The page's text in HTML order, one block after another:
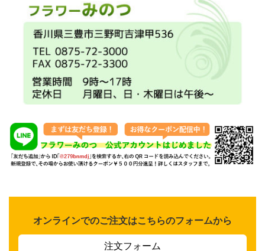
オンラインでのご注文はこちらのフォームから
注文フォーム